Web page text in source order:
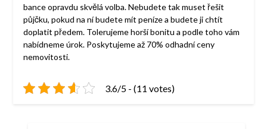
bance opravdu skvělá volba. Nebudete tak muset řešit
půjčku, pokud na ní budete mít peníze a budete ji chtít
doplatit předem. Tolerujeme horší bonitu a podle toho vám
nabídneme úrok. Poskytujeme až 70% odhadní ceny
nemovitosti.
3.6/5 - (11 votes)